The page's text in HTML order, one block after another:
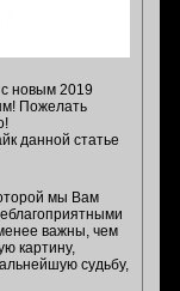
новым 2019
Пожелать
данной статье
мы Вам
важны, чем
картину,
судьбу,